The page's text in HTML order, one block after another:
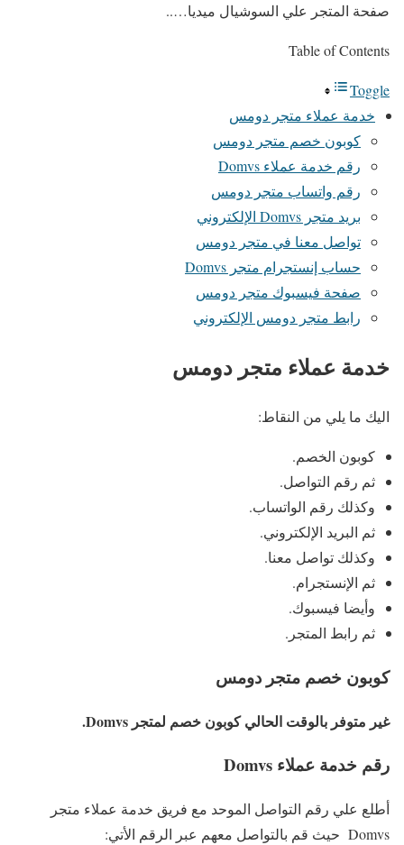
صفحة المتجر علي السوشيال ميديا…..
Table of Contents
Toggle
خدمة عملاء متجر دومس
كوبون خصم متجر دومس
رقم خدمة عملاء Domvs
رقم واتساب متجر دومس
بريد متجر Domvs الإلكتروني
تواصل معنا في متجر دومس
حساب إنستجرام متجر Domvs
صفحة فيسبوك متجر دومس
رابط متجر دومس الإلكتروني
خدمة عملاء متجر دومس
اليك ما يلي من النقاط:
كوبون الخصم.
ثم رقم التواصل.
وكذلك رقم الواتساب.
ثم البريد الإلكتروني.
وكذلك تواصل معنا.
ثم الإنستجرام.
وأيضا فيسبوك.
ثم رابط المتجر.
كوبون خصم متجر دومس
غير متوفر بالوقت الحالي كوبون خصم لمتجر Domvs.
رقم خدمة عملاء Domvs
أطلع علي رقم التواصل الموحد مع فريق خدمة عملاء متجر
Domvs حيث قم بالتواصل معهم عبر الرقم الأتي: